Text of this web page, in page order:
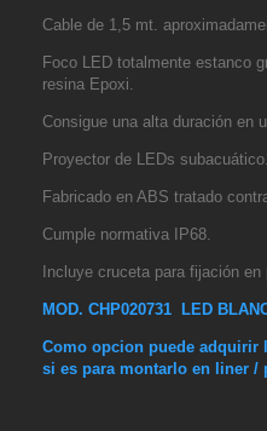
Cable de 1,5 mt.
Foco LED totalmente estanco
resina Epoxi.
Consigue una alta duración en
Proyector de LEDs subacuático.
Fabricado en ABS tratado
Cumple normativa IP68.
Incluye cruceta para fijación en
MOD. CHP020731 LED
Como opcion puede adquirir
si es para montarlo en liner /